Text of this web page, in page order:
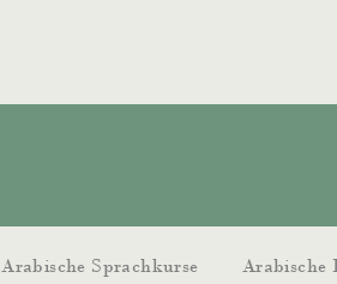
Arabische Sprachkurse Arabische